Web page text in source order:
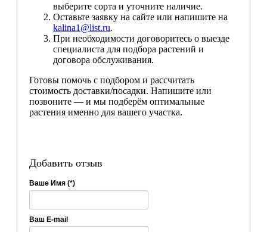
выберите сорта и уточните наличие.
Оставьте заявку на сайте или напишите на
kalina1@list.ru.
При необходимости договоритесь о выезде
специалиста для подбора растений и
договора обслуживания.
Готовы помочь с подбором и рассчитать
стоимость доставки/посадки. Напишите или
позвоните — и мы подберём оптимальные
растения именно для вашего участка.
Добавить отзыв
Ваше Имя (*)
Ваш E-mail